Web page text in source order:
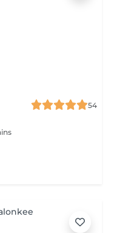
54